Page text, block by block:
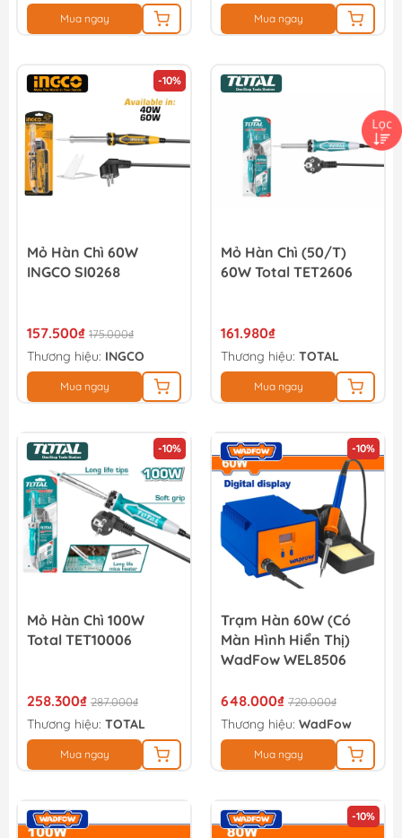
Mua ngay Mua ngay
-10%
Mỏ Hàn Chì 60W
INGCO SI0268
157.500₫ 175.000₫
Thương hiệu: INGCO
Mua ngay
Mỏ Hàn Chì (50/T)
60W Total TET2606
161.980₫
Thương hiệu: TOTAL
Mua ngay
-10%
Mỏ Hàn Chì 100W
Total TET10006
258.300₫ 287.000₫
Thương hiệu: TOTAL
Mua ngay
-10%
Trạm Hàn 60W (có
Màn Hình Hiển Thị)
WadFow WEL8506
648.000₫ 720.000₫
Thương hiệu: WadFow
Mua ngay
-10%